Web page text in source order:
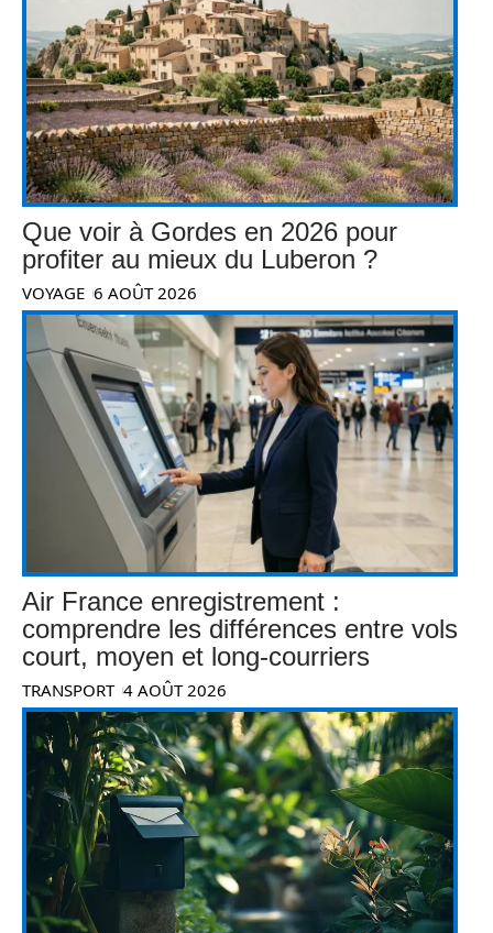
Que voir à Gordes en 2026 pour
profiter au mieux du Luberon ?
VOYAGE 6 AOÛT 2026
Air France enregistrement :
comprendre les différences entre vols
court, moyen et long-courriers
TRANSPORT 4 AOÛT 2026